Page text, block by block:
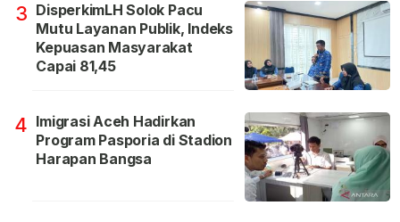
3 DisperkimLH Solok Pacu
Mutu Layanan Publik, Indeks
Kepuasan Masyarakat
Capai 81,45
4 Imigrasi Aceh Hadirkan
Program Pasporia di Stadion
Harapan Bangsa